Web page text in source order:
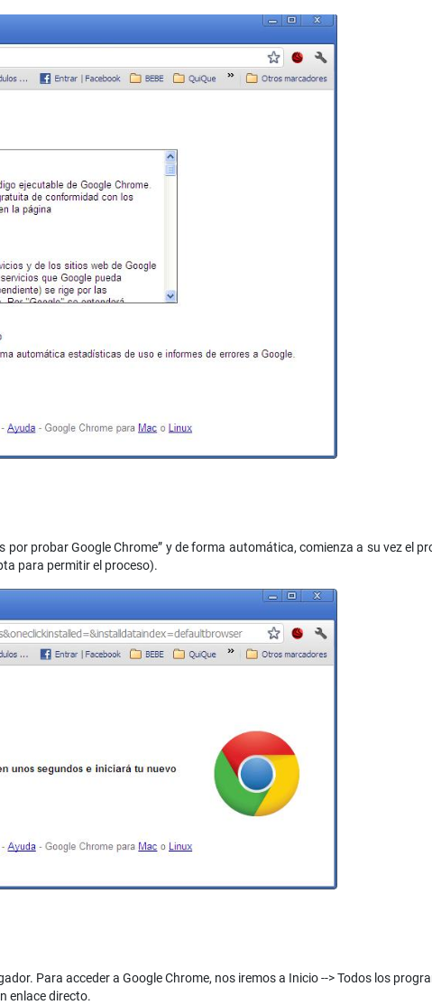
probar Google Chrome” y de forma automática, comienza a su vez el
para permitir el proceso).
Para acceder a Google Chrome, nos iremos a Inicio --> Todos los
enlace directo.